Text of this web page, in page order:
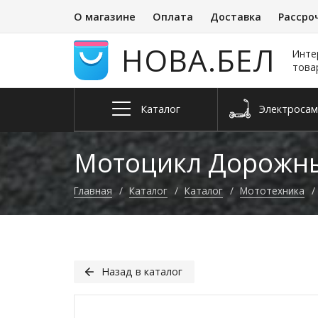
О магазине Оплата Доставка
НОВА.БЕЛ
Каталог
Квадроциклы
аксессуары
Мотоцикл
Главная Каталог Каталог Мототехника
Назад в каталог